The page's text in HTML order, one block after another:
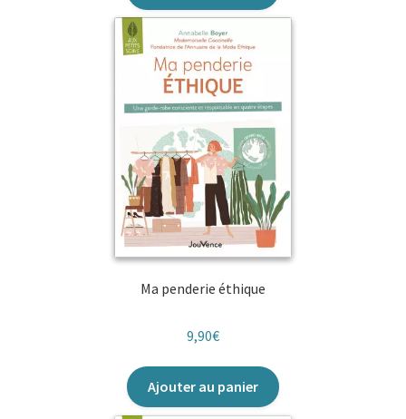
Ma penderie éthique
9,90€
Ajouter au panier